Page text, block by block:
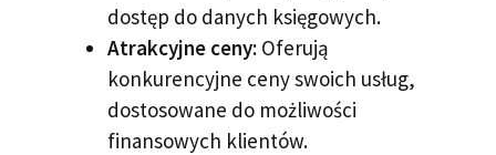
dostęp do danych księgowych.
Atrakcyjne ceny: Oferują
konkurencyjne ceny swoich usług,
dostosowane do możliwości
finansowych klientów.